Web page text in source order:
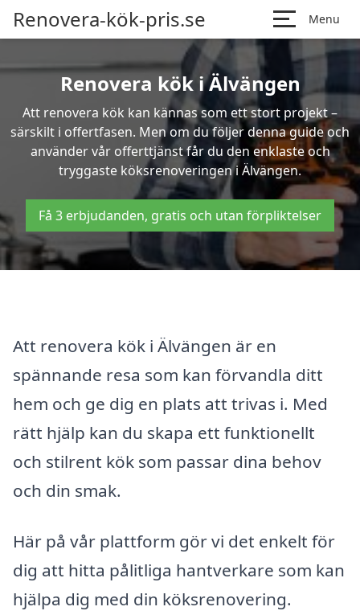
Renovera-kök-pris.se Menu
Renovera kök i Älvängen
Att renovera kök kan kännas som ett stort projekt –
särskilt i offertfasen. Men om du följer denna guide och
använder vår offerttjänst får du den enklaste och
tryggaste köksrenoveringen i Älvängen.
Få 3 erbjudanden, gratis och utan förpliktelser
Att renovera kök i Älvängen är en
spännande resa som kan förvandla ditt
hem och ge dig en plats att trivas i. Med
rätt hjälp kan du skapa ett funktionellt
och stilrent kök som passar dina behov
och din smak.
Här på vår plattform gör vi det enkelt för
dig att hitta pålitliga hantverkare som kan
hjälpa dig med din köksrenovering.